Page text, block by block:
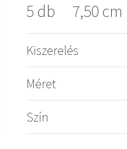
5 db 7,50 cm
Kiszerelés
Méret
Szín